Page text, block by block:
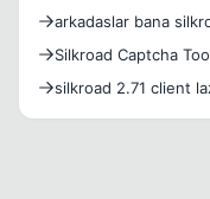
arkadaslar bana
Silkroad Captcha
silkroad 2.71 client